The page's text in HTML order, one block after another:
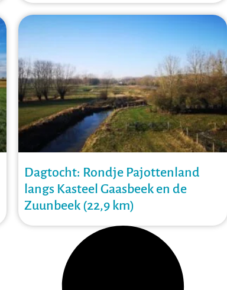
Dagtocht: Rondje Pajottenland
langs Kasteel Gaasbeek en de
Zuunbeek (22,9 km)